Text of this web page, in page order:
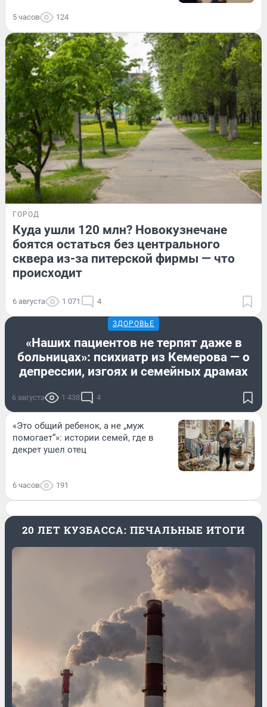
5 часов 124
ГОРОД
Куда ушли 120 млн? Новокузнечане
боятся остаться без центрального
сквера из-за питерской фирмы — что
происходит
6 августа 1 071 4
ЗДОРОВЬЕ
«Наших пациентов не терпят даже в
больницах»: психиатр из Кемерова — о
депрессии, изгоях и семейных драмах
6 августа 1 438 4
«Это общий ребенок, а не „муж
помогает“»: истории семей, где в
декрет ушел отец
6 часов 191
20 ЛЕТ КУЗБАССА: ПЕЧАЛЬНЫЕ ИТОГИ